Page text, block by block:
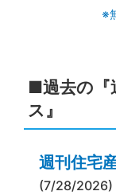
※
■過去の『
ス』
週刊住宅
(7/28/2026)